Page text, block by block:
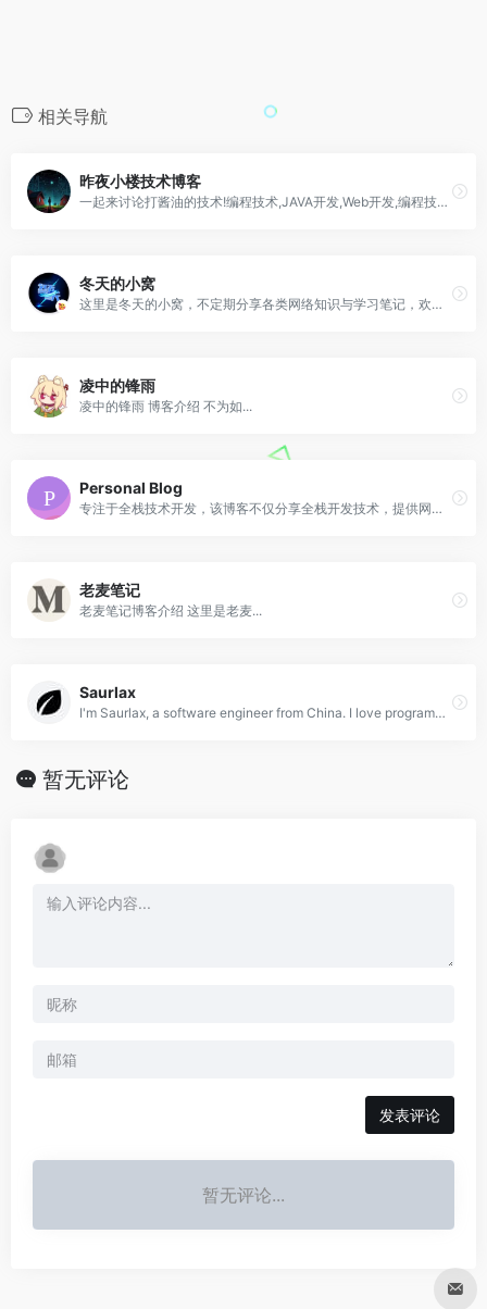
相关导航
昨夜小楼技术博客
一起来讨论打酱油的技术!编程技术,JAVA开发,Web开发,编程技术分享,资源分享
冬天的小窝
这里是冬天的小窝，不定期分享各类网络知识与学习笔记，欢迎订阅我的博客！
凌中的锋雨
凌中的锋雨 博客介绍 不为如...
Personal Blog
专注于全栈技术开发，该博客不仅分享全栈开发技术，提供网站模板下载、而且还分享源码作品，提供博主在学习成果和工作中经验总结
老麦笔记
老麦笔记博客介绍 这里是老麦...
Saurlax
I'm Saurlax, a software engineer from China. I love programming, open source, and sharing knowledge.
暂无评论
发表评论
暂无评论...